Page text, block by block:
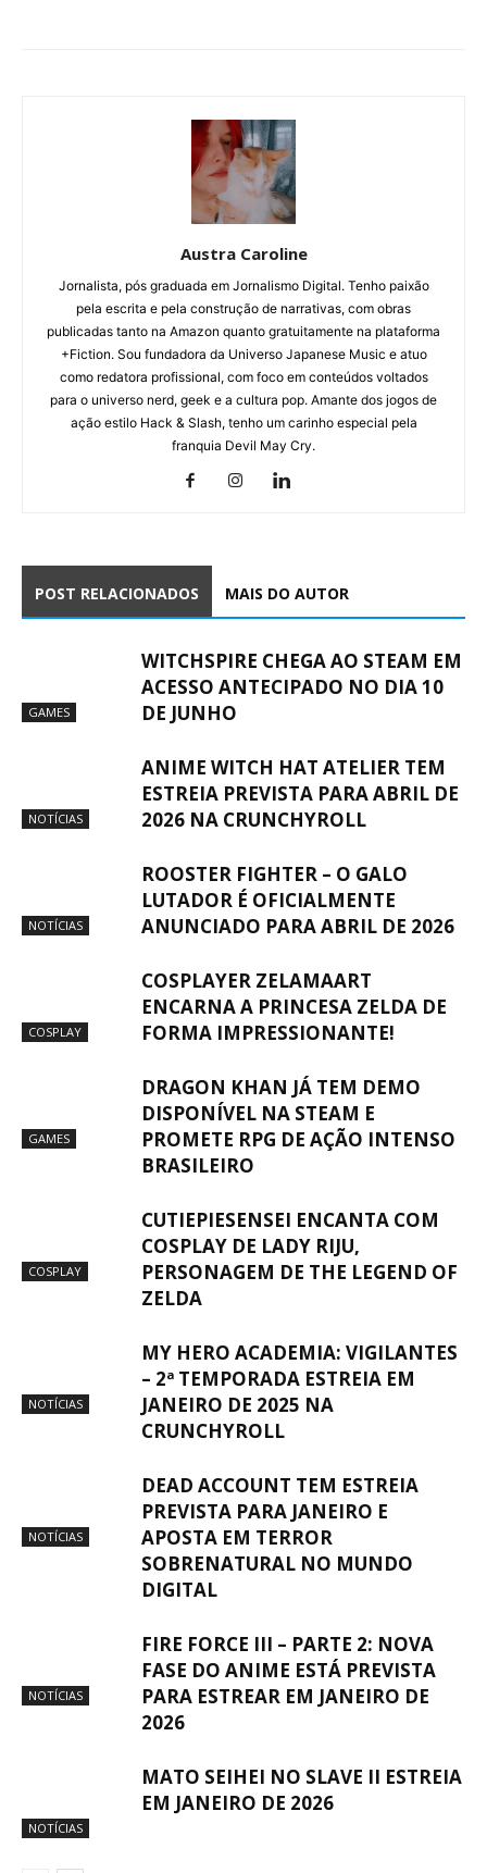
Austra Caroline
Jornalista, pós graduada em Jornalismo Digital. Tenho paixão
pela escrita e pela construção de narrativas, com obras
publicadas tanto na Amazon quanto gratuitamente na plataforma
+Fiction. Sou fundadora da Universo Japanese Music e atuo
como redatora profissional, com foco em conteúdos voltados
para o universo nerd, geek e a cultura pop. Amante dos jogos de
ação estilo Hack & Slash, tenho um carinho especial pela
franquia Devil May Cry.
POST RELACIONADOS MAIS DO AUTOR
GAMES
WITCHSPIRE CHEGA AO STEAM EM
ACESSO ANTECIPADO NO DIA 10
DE JUNHO
NOTÍCIAS
ANIME WITCH HAT ATELIER TEM
ESTREIA PREVISTA PARA ABRIL DE
2026 NA CRUNCHYROLL
NOTÍCIAS
ROOSTER FIGHTER – O GALO
LUTADOR É OFICIALMENTE
ANUNCIADO PARA ABRIL DE 2026
COSPLAY
COSPLAYER ZELAMAART
ENCARNA A PRINCESA ZELDA DE
FORMA IMPRESSIONANTE!
GAMES
DRAGON KHAN JÁ TEM DEMO
DISPONÍVEL NA STEAM E
PROMETE RPG DE AÇÃO INTENSO
BRASILEIRO
COSPLAY
CUTIEPIESENSEI ENCANTA COM
COSPLAY DE LADY RIJU,
PERSONAGEM DE THE LEGEND OF
ZELDA
NOTÍCIAS
MY HERO ACADEMIA: VIGILANTES
– 2ª TEMPORADA ESTREIA EM
JANEIRO DE 2025 NA
CRUNCHYROLL
NOTÍCIAS
DEAD ACCOUNT TEM ESTREIA
PREVISTA PARA JANEIRO E
APOSTA EM TERROR
SOBRENATURAL NO MUNDO
DIGITAL
NOTÍCIAS
FIRE FORCE III – PARTE 2: NOVA
FASE DO ANIME ESTÁ PREVISTA
PARA ESTREAR EM JANEIRO DE
2026
NOTÍCIAS
MATO SEIHEI NO SLAVE II ESTREIA
EM JANEIRO DE 2026